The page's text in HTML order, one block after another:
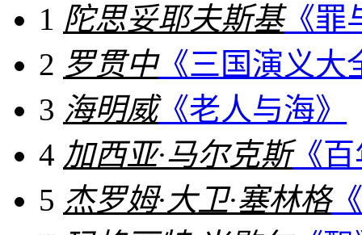
1 陀思妥耶夫斯基《罪
2 罗贯中《三国演义大
3 海明威《老人与海》
4 加西亚·马尔克斯《
5 杰罗姆·大卫·塞林格